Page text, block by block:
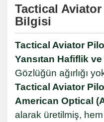
Tactical
Bilgisi
Tactical Aviator
Yansıtan Hafiflik
Gözlüğün ağırlığı
Tactical Aviator
American Optical
alarak üretilmiş,